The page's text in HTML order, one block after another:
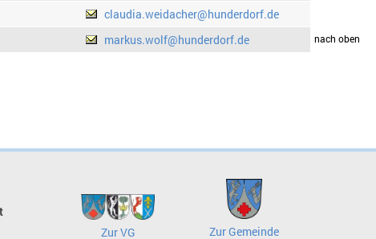
claudia.weidacher@hunderdorf.de
markus.wolf@hunderdorf.dedrucken nach oben
Zur VG
Zur Gemeinde